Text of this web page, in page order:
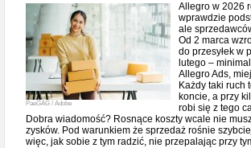
PaeGAG / Adobe
Allegro w 2026
wprawdzie
ale
Od 2 marca
do przesyłek w
lutego –
Allegro Ads,
Każdy taki ruch
koncie, a przy
robi się z tego
Dobra wiadomość? Rosnące koszty wcale nie
zysków. Pod warunkiem że sprzedaż rośnie
więc, jak sobie z tym radzić, nie przepalając przy